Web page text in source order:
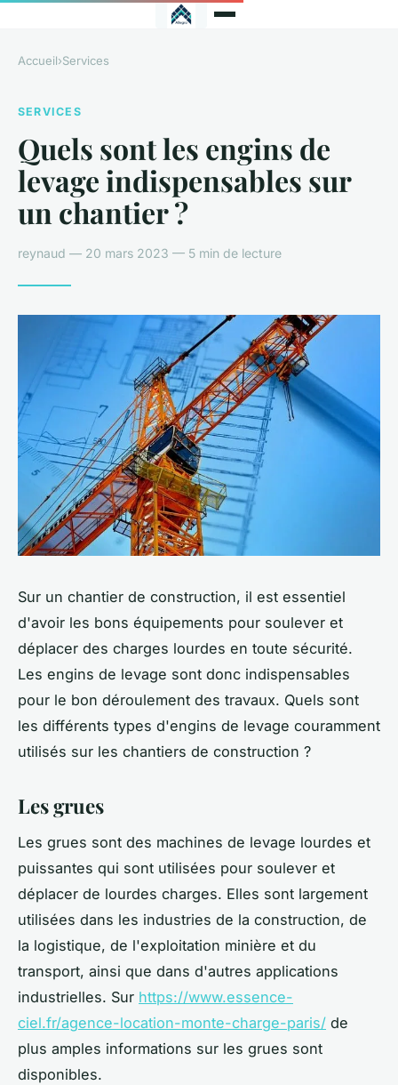
Accueil›Services
SERVICES
Quels sont les engins de
levage indispensables sur
un chantier ?
reynaud — 20 mars 2023 — 5 min de lecture
Sur un chantier de construction, il est essentiel
d'avoir les bons équipements pour soulever et
déplacer des charges lourdes en toute sécurité.
Les engins de levage sont donc indispensables
pour le bon déroulement des travaux. Quels sont
les différents types d'engins de levage couramment
utilisés sur les chantiers de construction ?
Les grues
Les grues sont des machines de levage lourdes et
puissantes qui sont utilisées pour soulever et
déplacer de lourdes charges. Elles sont largement
utilisées dans les industries de la construction, de
la logistique, de l'exploitation minière et du
transport, ainsi que dans d'autres applications
industrielles. Sur https://www.essence-
ciel.fr/agence-location-monte-charge-paris/ de
plus amples informations sur les grues sont
disponibles.